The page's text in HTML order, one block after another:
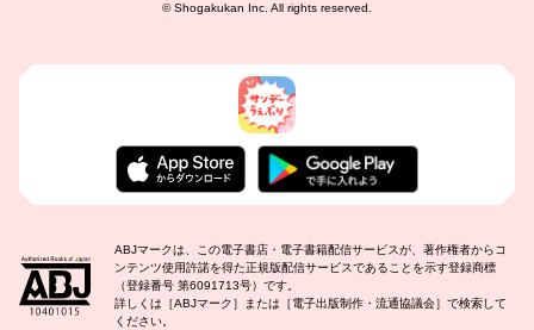
©Shogakukan Inc. All rights reserved.
ABJマークは、この電子書店・電子書籍配信サービスが、著作権者からコ
ンテンツ使用許諾を得た正規版配信サービスであることを示す登録商標
（登録番号 第6091713号）です。
詳しくは［ABJマーク］または［電子出版制作・流通協議会］で検索して
ください。